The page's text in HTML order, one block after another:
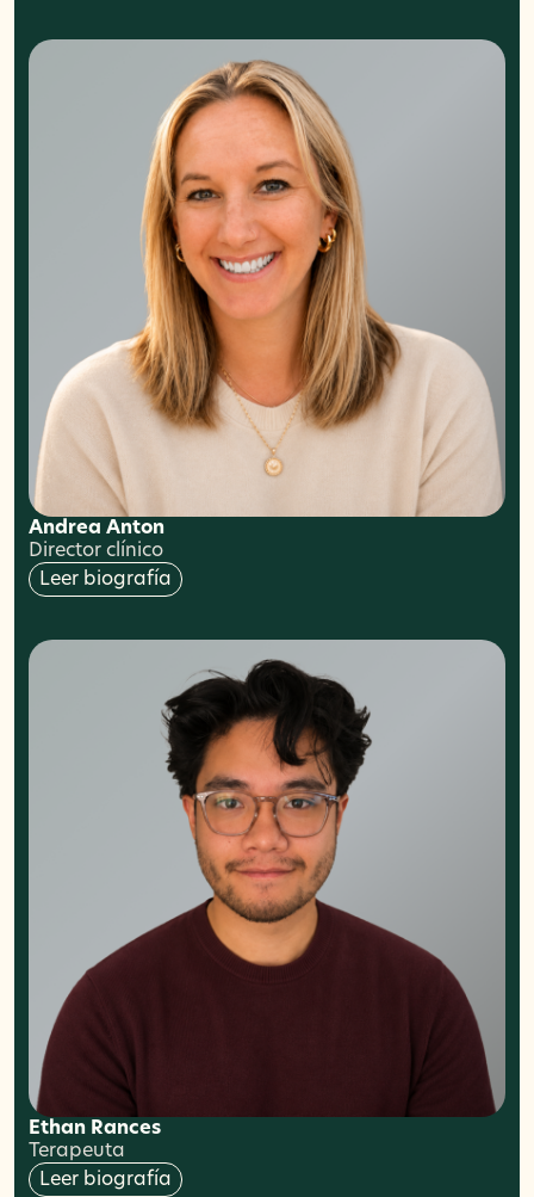
Andrea Anton
Director clínico
Leer biografía
Ethan Rances
Terapeuta
Leer biografía